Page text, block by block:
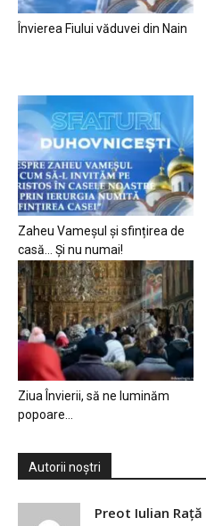
Învierea Fiului văduvei din Nain
Zaheu Vameșul și sfințirea de
casă… Și nu numai!
Ziua Învierii, să ne luminăm
popoare…
Autorii noștri
Preot Iulian Raţă